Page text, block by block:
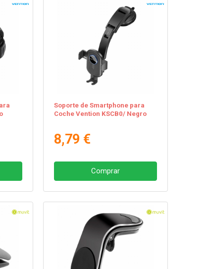
Soporte de Smartphone para
Coche Vention KSCB0/ Negro
8,79 €
Comprar